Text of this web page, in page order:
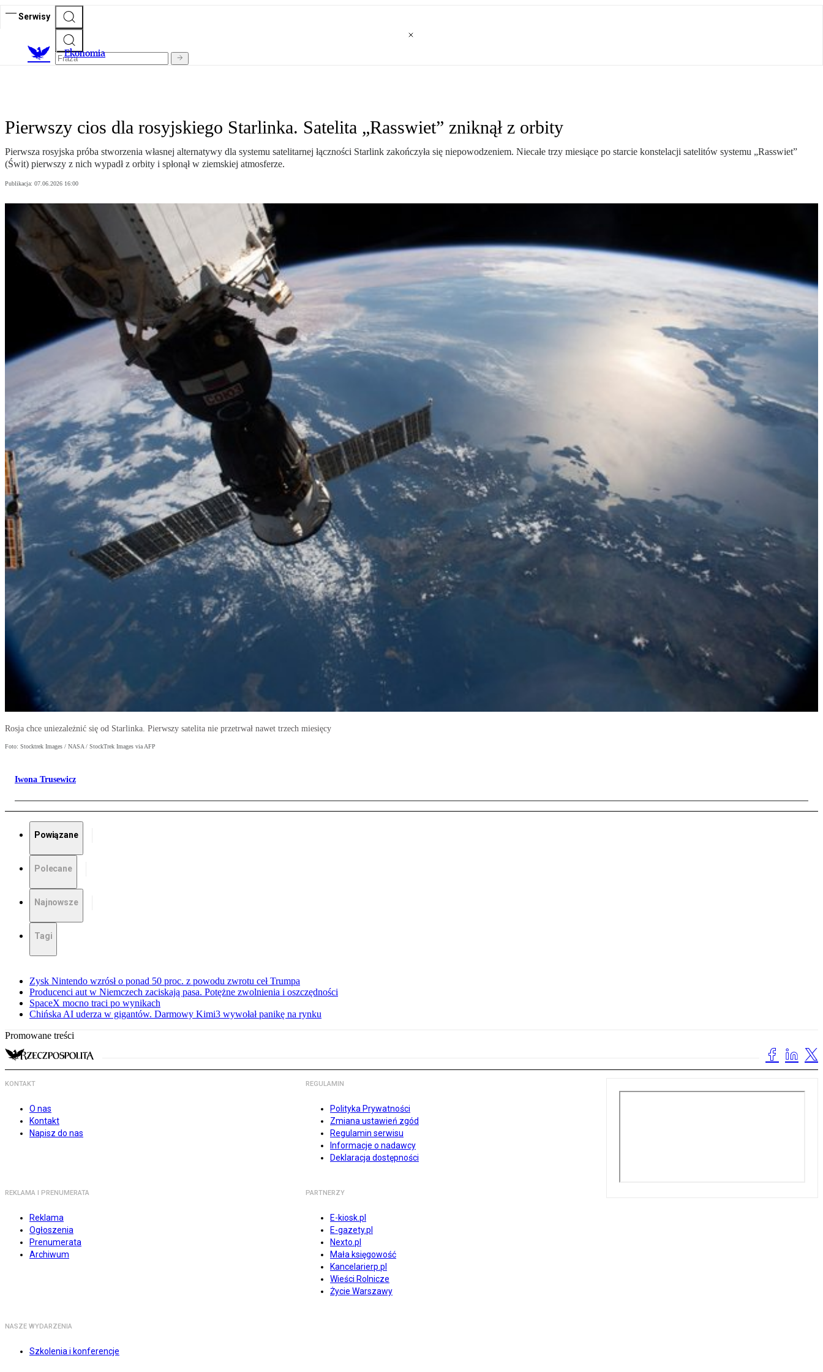
Serwisy
Ekonomia
Pierwszy cios dla rosyjskiego Starlinka. Satelita „Rasswiet” zniknął z orbity
Pierwsza rosyjska próba stworzenia własnej alternatywy dla systemu satelitarnej łączności Starlink zakończyła się niepowodzeniem. Niecałe trzy miesiące po starcie konstelacji satelitów systemu „Rasswiet”
(Świt) pierwszy z nich wypadł z orbity i spłonął w ziemskiej atmosferze.
Publikacja: 07.06.2026 16:00
Rosja chce uniezależnić się od Starlinka. Pierwszy satelita nie przetrwał nawet trzech miesięcy
Foto: Stocktrek Images / NASA / StockTrek Images via AFP
Iwona Trusewicz
Powiązane
Polecane
Najnowsze
Tagi
Zysk Nintendo wzrósł o ponad 50 proc. z powodu zwrotu ceł Trumpa
Producenci aut w Niemczech zaciskają pasa. Potężne zwolnienia i oszczędności
SpaceX mocno traci po wynikach
Chińska AI uderza w gigantów. Darmowy Kimi3 wywołał panikę na rynku
Promowane treści
KONTAKT
O nas
Kontakt
Napisz do nas
REGULAMIN
Polityka Prywatności
Zmiana ustawień zgód
Regulamin serwisu
Informacje o nadawcy
Deklaracja dostępności
REKLAMA I PRENUMERATA
Reklama
Ogłoszenia
Prenumerata
Archiwum
PARTNERZY
E-kiosk.pl
E-gazety.pl
Nexto.pl
Mała księgowość
Kancelarierp.pl
Wieści Rolnicze
Życie Warszawy
NASZE WYDARZENIA
Szkolenia i konferencje